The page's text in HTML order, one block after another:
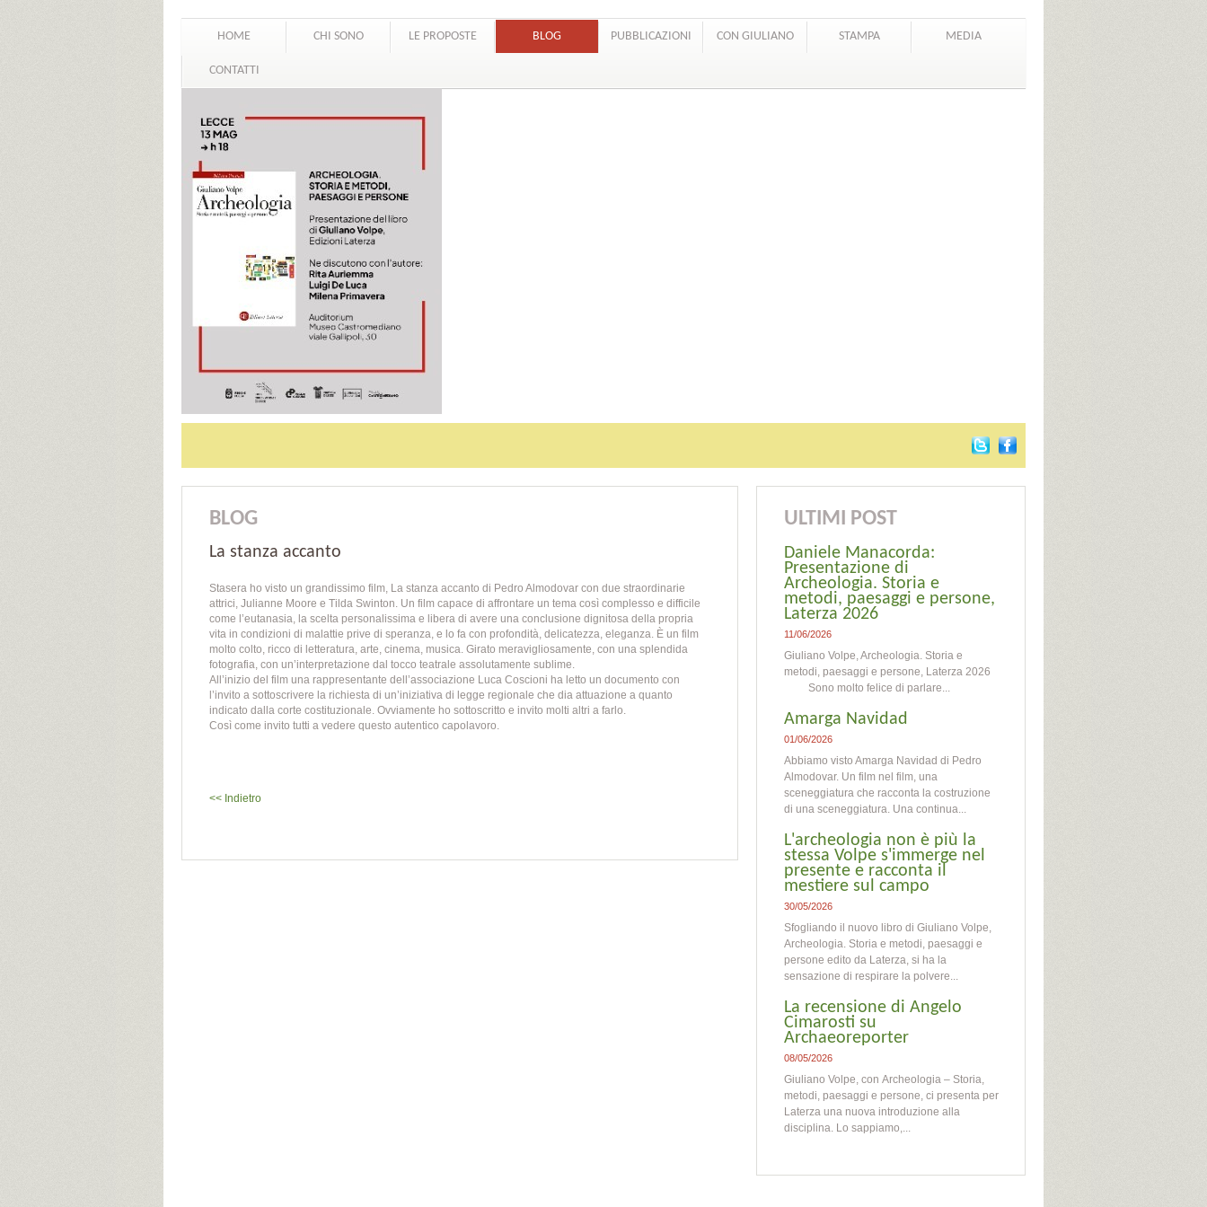
HOME CHI SONO LE PROPOSTE BLOG PUBBLICAZIONI CON GIULIANO STAMPA MEDIA
CONTATTI
BLOG
La stanza accanto
Stasera ho visto un grandissimo film, La stanza accanto di Pedro Almodovar con due straordinarie
attrici, Julianne Moore e Tilda Swinton. Un film capace di affrontare un tema così complesso e difficile
come l’eutanasia, la scelta personalissima e libera di avere una conclusione dignitosa della propria
vita in condizioni di malattie prive di speranza, e lo fa con profondità, delicatezza, eleganza. È un film
molto colto, ricco di letteratura, arte, cinema, musica. Girato meravigliosamente, con una splendida
fotografia, con un’interpretazione dal tocco teatrale assolutamente sublime.
All’inizio del film una rappresentante dell’associazione Luca Coscioni ha letto un documento con
l’invito a sottoscrivere la richiesta di un’iniziativa di legge regionale che dia attuazione a quanto
indicato dalla corte costituzionale. Ovviamente ho sottoscritto e invito molti altri a farlo.
Così come invito tutti a vedere questo autentico capolavoro.
<< Indietro
ULTIMI POST
Daniele Manacorda:
Presentazione di
Archeologia. Storia e
metodi, paesaggi e persone,
Laterza 2026
11/06/2026
Giuliano Volpe, Archeologia. Storia e
metodi, paesaggi e persone, Laterza 2026
Sono molto felice di parlare...
Amarga Navidad
01/06/2026
Abbiamo visto Amarga Navidad di Pedro
Almodovar. Un film nel film, una
sceneggiatura che racconta la costruzione
di una sceneggiatura. Una continua...
L'archeologia non è più la
stessa Volpe s'immerge nel
presente e racconta il
mestiere sul campo
30/05/2026
Sfogliando il nuovo libro di Giuliano Volpe,
Archeologia. Storia e metodi, paesaggi e
persone edito da Laterza, si ha la
sensazione di respirare la polvere...
La recensione di Angelo
Cimarosti su
Archaeoreporter
08/05/2026
Giuliano Volpe, con Archeologia – Storia,
metodi, paesaggi e persone, ci presenta per
Laterza una nuova introduzione alla
disciplina. Lo sappiamo,...